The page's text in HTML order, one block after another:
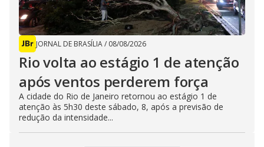
JORNAL DE BRASÍLIA/ 08/08/2026
Rio volta ao estágio 1 de atenção
após ventos perderem força
A cidade do Rio de Janeiro retornou ao estágio 1 de
atenção às 5h30 deste sábado, 8, após a previsão de
redução da intensidade...